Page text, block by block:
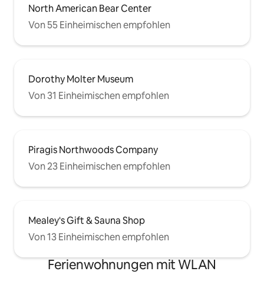
North American Bear Center
Von 55 Einheimischen empfohlen
Dorothy Molter Museum
Von 31 Einheimischen empfohlen
Piragis Northwoods Company
Von 23 Einheimischen empfohlen
Mealey's Gift & Sauna Shop
Von 13 Einheimischen empfohlen
Ferienwohnungen mit WLAN